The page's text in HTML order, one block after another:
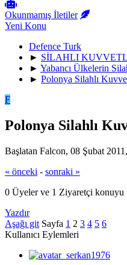
Okunmamış İletiler
Yeni Konu
Defence Turk
► SİLAHLI
► Yabancı Ülkelerin
► Polonya Silahlı
F
Polonya Silahlı
Başlatan Falcon, 08 Şubat
« önceki - sonraki »
0 Üyeler ve 1 Ziyaretçi konuyu
Yazdır
Aşağı git Sayfa 1 2 3 4 5 6
Kullanıcı Eylemleri